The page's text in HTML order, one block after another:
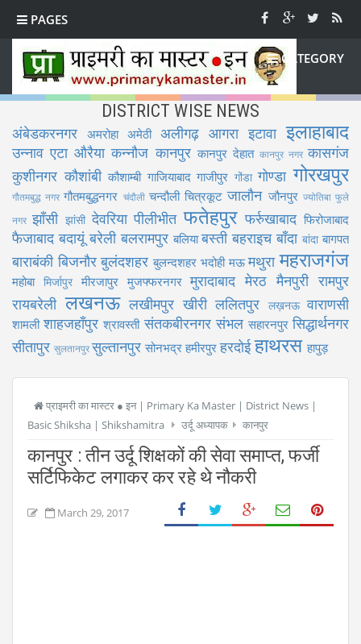
PAGES
CATEGORY
DISTRICT WISE NEWS
अंबेडकरनगर अमरोहा अमेठी अलीगढ़ आगरा इटावा इलाहाबाद
उन्नाव एटा औरैया कन्नौज कानपुर कानपुर देहात कानपुर नगर कासगंज
कुशीनगर कौशांबी कौशाम्बी गाजियाबाद गाजीपुर गोंडा गोण्डा गोरखपुर
गौतमबुद्ध नगर गौतमबुद्धनगर चंदौली चन्दौली चित्रकूट जालौन जौनपुर ज्योतिबा फुले
नगर झाँसी झांसी देवरिया पीलीभीत फतेहपुर फर्रुखाबाद फिरोजाबाद
फैजाबाद बदायूं बरेली बलरामपुर बलिया बस्ती बहराइच बाँदा बांदा बागपत
बाराबंकी बिजनौर बुलंदशहर बुलन्दशहर भदोही मऊ मथुरा महराजगंज
महोबा मिर्जापुर मीरजापुर मुजफ्फरनगर मुरादाबाद मेरठ मैनपुरी रामपुर
रायबरेली लखनऊ लखीमपुर खीरी ललितपुर लख़नऊ वाराणसी
शामली शाहजहाँपुर श्रावस्ती संतकबीरनगर संभल सहारनपुर सिद्धार्थनगर
सीतापुर सुलतानपुरसुल्तानपुर सोनभद्र हमीरपुर हरदोई हाथरस हापुड़
प्राइमरी का मास्टर ● इन | Primary Ka Master | District News |
Basic Shiksha | Shikshamitra
उर्दू अध्यापक कानपुर
कानपुर : तीन उर्दू शिक्षकों की सेवा समाप्त, फर्जी
सर्टिफिकेट लगाकर कर रहे थे नौकरी
March 29, 2017